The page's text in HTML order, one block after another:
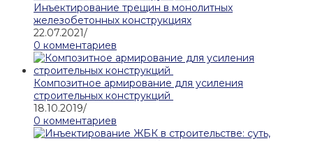
Инъектирование трещин в монолитных
железобетонных конструкциях
22.07.2021/
0 комментариев
Композитное армирование для усиления
строительных конструкций
18.10.2019/
0 комментариев